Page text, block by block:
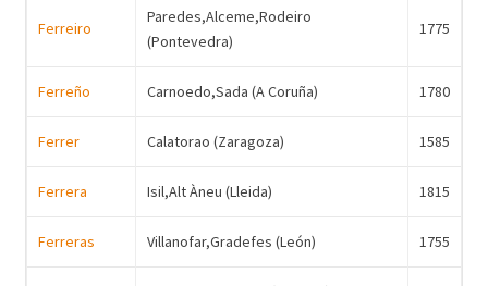
Ferreiro
Paredes,Alceme,Rodeiro
(Pontevedra)
1775
Ferreño Carnoedo,Sada (A Coruña) 1780
Ferrer Calatorao (Zaragoza) 1585
Ferrera Isil,Alt Àneu (Lleida) 1815
Ferreras Villanofar,Gradefes (León) 1755